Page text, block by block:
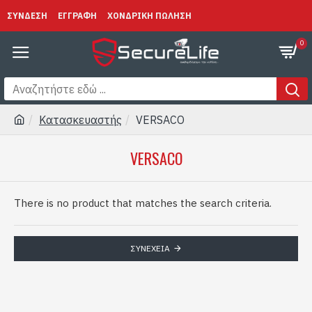
ΣΥΝΔΕΣΗ ΕΓΓΡΑΦΗ ΧΟΝΔΡΙΚΗ ΠΩΛΗΣΗ
0
Κατασκευαστής VERSACO
VERSACO
There is no product that matches the search criteria.
ΣΥΝΈΧΕΙΑ